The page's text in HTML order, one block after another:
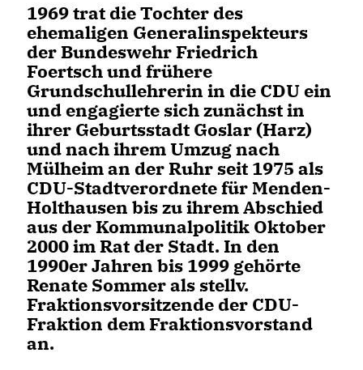
1969 trat die Tochter des
ehemaligen Generalinspekteurs
der Bundeswehr Friedrich
Foertsch und frühere
Grundschullehrerin in die CDU ein
und engagierte sich zunächst in
ihrer Geburtsstadt Goslar (Harz)
und nach ihrem Umzug nach
Mülheim an der Ruhr seit 1975 als
CDU-Stadtverordnete für Menden-
Holthausen bis zu ihrem Abschied
aus der Kommunalpolitik Oktober
2000 im Rat der Stadt. In den
1990er Jahren bis 1999 gehörte
Renate Sommer als stellv.
Fraktionsvorsitzende der CDU-
Fraktion dem Fraktionsvorstand
an.